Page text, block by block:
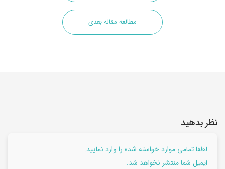
مطالعه مقاله بعدی
نظر بدهید
لطفا تمامی موارد خواسته شده را وارد نمایید.
ایمیل شما منتشر نخواهد شد.